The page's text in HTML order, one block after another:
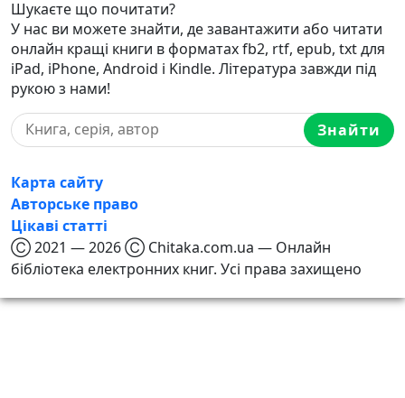
Шукаєте що почитати?
У нас ви можете знайти, де завантажити або читати
онлайн кращі книги в форматах fb2, rtf, epub, txt для
iPad, iPhone, Android і Kindle. Література завжди під
рукою з нами!
Знайти
Карта сайту
Авторське право
Цікаві статті
Ⓒ 2021 — 2026 Ⓒ Chitaka.com.ua — Онлайн
бібліотека електронних книг. Усі права захищено